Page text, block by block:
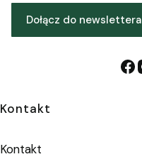
Dołącz do newslettera
Linki w stopce
Kontakt
Kontakt